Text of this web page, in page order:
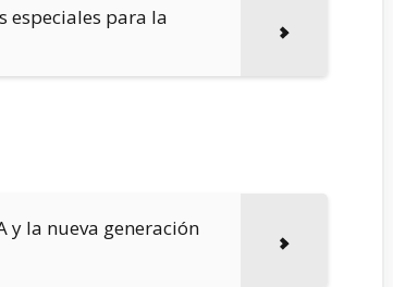
especiales para la
y la nueva generación